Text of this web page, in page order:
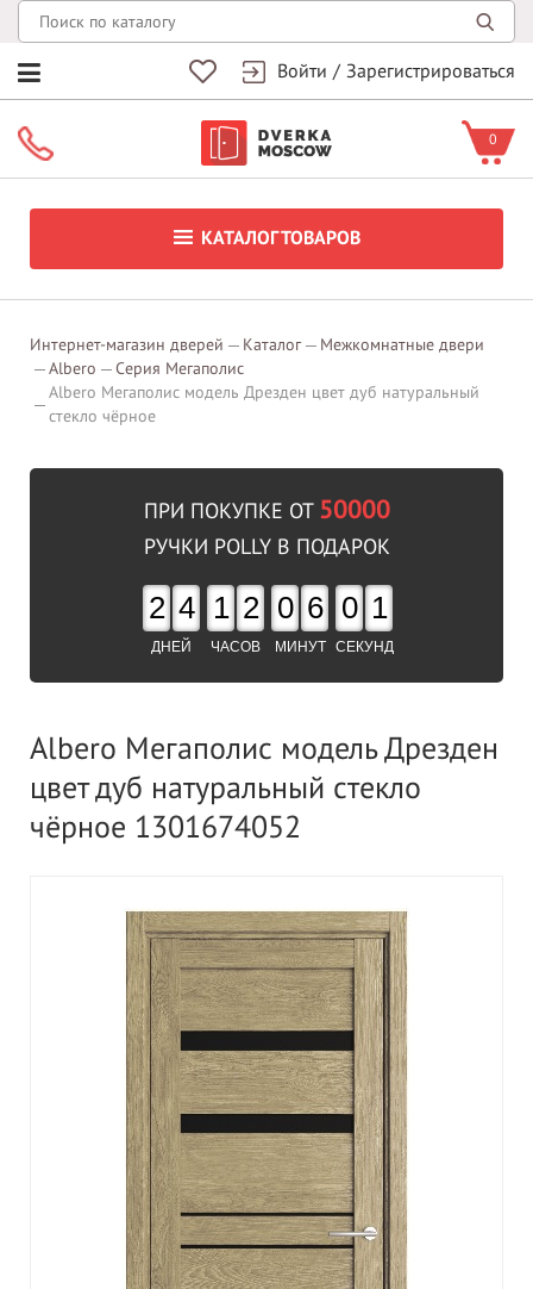
Войти / Зарегистрироваться
0
КАТАЛОГ ТОВАРОВ
Интернет-магазин дверей Каталог
Межкомнатные двери
Albero
Серия Мегаполис
Albero Мегаполис модель Дрезден цвет дуб натуральный
стекло чёрное
ПРИ ПОКУПКЕ ОТ 50000
РУЧКИ POLLY В ПОДАРОК
2 4
ДНЕЙ
1 2
ЧАСОВ
0 6
МИНУТ
0 0
СЕКУНД
Albero Мегаполис модель Дрезден
цвет дуб натуральный стекло
чёрное 1301674052